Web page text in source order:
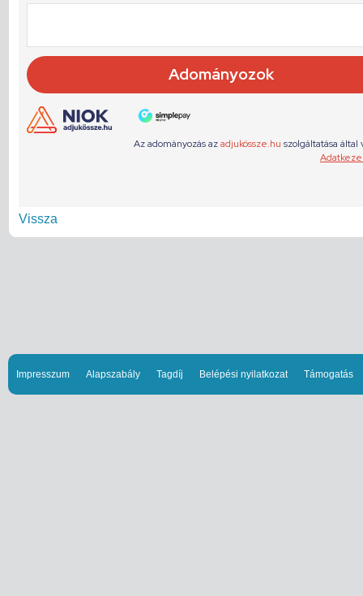
Vissza
Impresszum Alapszabály Tagdíj Belépési nyilatkozat Támogatás